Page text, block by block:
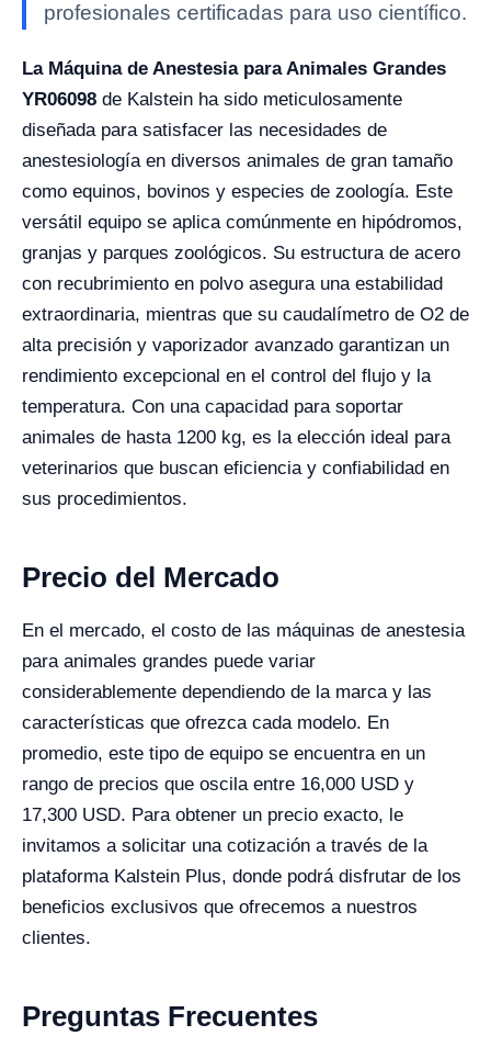
profesionales certificadas para uso científico.
La Máquina de Anestesia para Animales Grandes
YR06098 de Kalstein ha sido meticulosamente
diseñada para satisfacer las necesidades de
anestesiología en diversos animales de gran tamaño
como equinos, bovinos y especies de zoología. Este
versátil equipo se aplica comúnmente en hipódromos,
granjas y parques zoológicos. Su estructura de acero
con recubrimiento en polvo asegura una estabilidad
extraordinaria, mientras que su caudalímetro de O2 de
alta precisión y vaporizador avanzado garantizan un
rendimiento excepcional en el control del flujo y la
temperatura. Con una capacidad para soportar
animales de hasta 1200 kg, es la elección ideal para
veterinarios que buscan eficiencia y confiabilidad en
sus procedimientos.
Precio del Mercado
En el mercado, el costo de las máquinas de anestesia
para animales grandes puede variar
considerablemente dependiendo de la marca y las
características que ofrezca cada modelo. En
promedio, este tipo de equipo se encuentra en un
rango de precios que oscila entre 16,000 USD y
17,300 USD. Para obtener un precio exacto, le
invitamos a solicitar una cotización a través de la
plataforma Kalstein Plus, donde podrá disfrutar de los
beneficios exclusivos que ofrecemos a nuestros
clientes.
Preguntas Frecuentes